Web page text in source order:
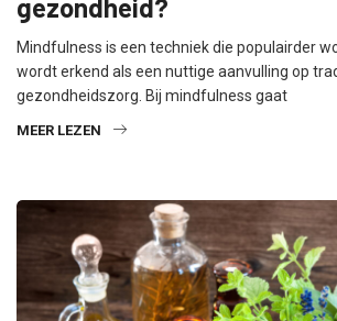
gezondheid?
Mindfulness is een techniek die populairder
wordt erkend als een nuttige aanvulling op
gezondheidszorg. Bij mindfulness gaat
MEER LEZEN